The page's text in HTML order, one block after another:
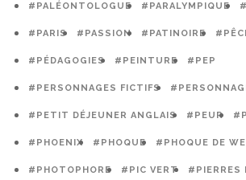
#PALÉONTOLOGUE #PARALYMPIQUE
#PARIS #PASSION #PATINOIRE
#PÉDAGOGIES #PEINTURE #PEP
#PERSONNAGES FICTIFS
#PETIT DÉJEUNER ANGLAIS #PEUR
#PHOENIX #PHOQUE #PHOQUE DE
#PHOTOPHORE #PIC VERT #PIERRES